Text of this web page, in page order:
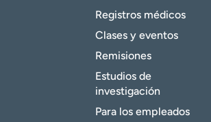
Registros médicos
Clases y eventos
Remisiones
Estudios de
investigación
Para los empleados